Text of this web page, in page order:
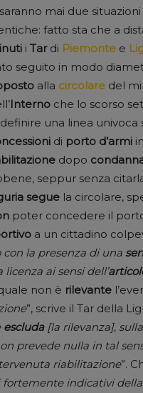
mai due
fatto sta che a
i Tardi Piemonte e
seguito in modo
alla circolare del
Interno che lo scorso
una linea univoca
di porto d’armi
dopo
seppur senza
segue la circolare,
poter concedere il
a un cittadino
la presenza di una
ai sensi dell’
non è rilevante
”, scrive il Tar della
escluda[la rilevanza],
prevede nulla in tal
riabilitazione”.
fortemente indicativi della